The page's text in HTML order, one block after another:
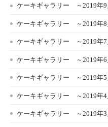
ケーキギャラリー ～2019年9
ケーキギャラリー ～2019年8
ケーキギャラリー ～2019年7
ケーキギャラリー ～2019年6
ケーキギャラリー ～2019年5
ケーキギャラリー ～2019年4
ケーキギャラリー ～2019年3